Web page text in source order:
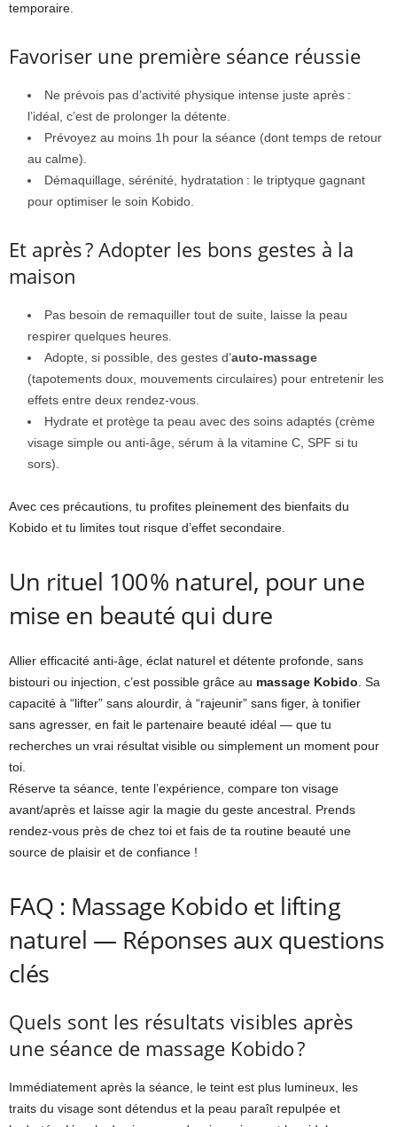
temporaire.
Favoriser une première séance réussie
Ne prévois pas d’activité physique intense juste après :
l’idéal, c’est de prolonger la détente.
Prévoyez au moins 1h pour la séance (dont temps de retour
au calme).
Démaquillage, sérénité, hydratation : le triptyque gagnant
pour optimiser le soin Kobido.
Et après ? Adopter les bons gestes à la
maison
Pas besoin de remaquiller tout de suite, laisse la peau
respirer quelques heures.
Adopte, si possible, des gestes d’auto-massage
(tapotements doux, mouvements circulaires) pour entretenir les
effets entre deux rendez-vous.
Hydrate et protège ta peau avec des soins adaptés (crème
visage simple ou anti-âge, sérum à la vitamine C, SPF si tu
sors).
Avec ces précautions, tu profites pleinement des bienfaits du
Kobido et tu limites tout risque d’effet secondaire.
Un rituel 100 % naturel, pour une
mise en beauté qui dure
Allier efficacité anti-âge, éclat naturel et détente profonde, sans
bistouri ou injection, c’est possible grâce au massage Kobido. Sa
capacité à “lifter” sans alourdir, à “rajeunir” sans figer, à tonifier
sans agresser, en fait le partenaire beauté idéal — que tu
recherches un vrai résultat visible ou simplement un moment pour
toi.
Réserve ta séance, tente l’expérience, compare ton visage
avant/après et laisse agir la magie du geste ancestral. Prends
rendez-vous près de chez toi et fais de ta routine beauté une
source de plaisir et de confiance !
FAQ : Massage Kobido et lifting
naturel — Réponses aux questions
clés
Quels sont les résultats visibles après
une séance de massage Kobido ?
Immédiatement après la séance, le teint est plus lumineux, les
traits du visage sont détendus et la peau paraît repulpée et